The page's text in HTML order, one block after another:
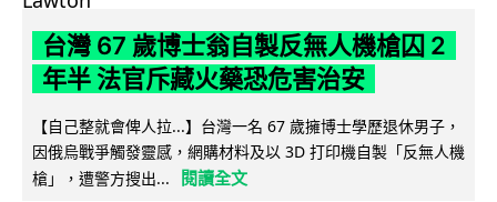
台灣 67 歲博士翁自製反無人機槍囚 2
年半 法官斥藏火藥恐危害治安
【自己整就會俾人拉...】台灣一名 67 歲擁博士學歷退休男子，
因俄烏戰爭觸發靈感，網購材料及以 3D 打印機自製「反無人機
槍」，遭警方搜出...
閱讀全文